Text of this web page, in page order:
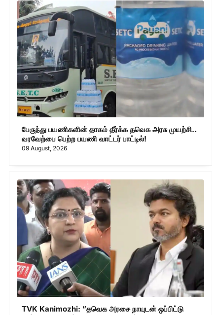
பேருந்து பயணிகளின் தாகம் தீர்க்க தவெக அரசு முயற்சி..
வரவேற்பை பெற்ற பயணி வாட்டர் பாட்டில்!
09 August, 2026
TVK Kanimozhi: ”தவெக அரசை நாயுடன் ஒப்பிட்டு